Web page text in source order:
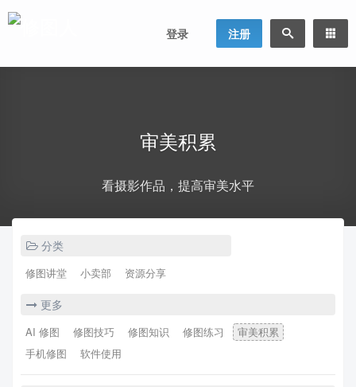
登录 注册
审美积累
看摄影作品，提高审美水平
分类
修图讲堂 小卖部 资源分享
更多
AI 修图 修图技巧 修图知识 修图练习
审美积累
手机修图
软件使用